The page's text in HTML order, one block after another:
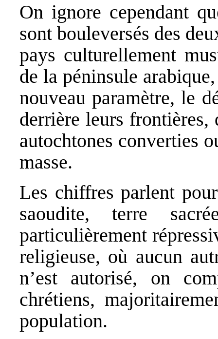
On ignore cependant
sont bouleversés des
pays culturellement
de la péninsule
nouveau paramètre, le
derrière leurs
autochtones converties
masse.
Les chiffres parlent
saoudite, terre
particulièrement
religieuse, où aucun
n’est autorisé, on
chrétiens,
population.